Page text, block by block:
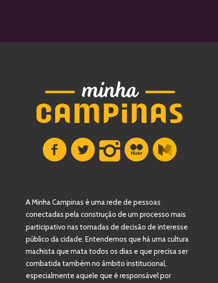
A Minha Campinas é uma rede de pessoas
conectadas pela construção de um processo mais
participativo nas tomadas de decisão de interesse
público da cidade. Entendemos que há uma cultura
machista que mata todos os dias e que precisa ser
combatida também no âmbito institucional,
especialmente aquele que é responsável por